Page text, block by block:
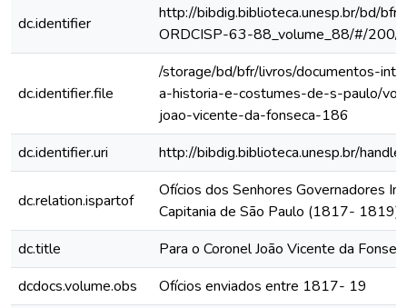
dc.identifier
http://bibdig.biblioteca.unesp.br/bd/
ORDCISP-63-88_volume_88/#/200/
dc.identifier.file
/storage/bd/bfr/livros/documentos-
a-historia-e-costumes-de-s-paulo/
joao-vicente-da-fonseca-186
dc.identifier.uri
http://bibdig.biblioteca.unesp.br/
dc.relation.ispartof
Ofícios dos Senhores Governadores
Capitania de São Paulo (1817- 1819)
dc.title
Para o Coronel João Vicente da
dcdocs.volume.obs
Ofícios enviados entre 1817- 19